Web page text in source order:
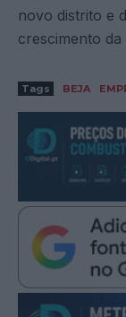
novo distrito e
crescimento
Tags BEJA